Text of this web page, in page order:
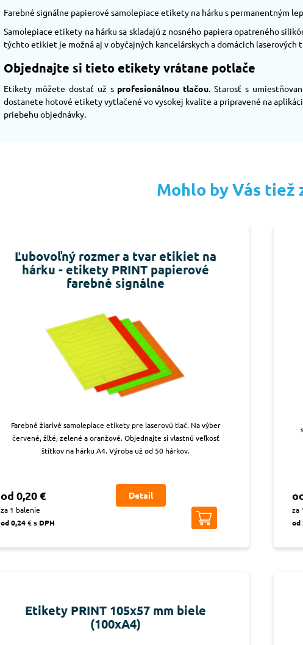
Farebné signálne papierové samolepiace etikety na hárku s permanentným
Samolepiace etikety na hárku sa skladajú z nosného papiera opatreného
týchto etikiet je možná aj v obyčajných kancelárskych a domácich laserových
Objednajte si tieto etikety vrátane potlače
Etikety môžete dostať už s profesionálnou tlačou. Starosť s
dostanete hotové etikety vytlačené vo vysokej kvalite a pripravené na
priebehu objednávky.
Mohlo by Vás tiež
Ľubovoľný rozmer a tvar etikiet na
hárku - etikety PRINT papierové
farebné signálne
Farebné žiarivé samolepiace etikety pre laserovú tlač. Na výber
červené, žľté, zelené a oranžové. Objednajte si vlastnú veľkosť
štítkov na hárku A4. Výroba už od 50 hárkov.
od 0,20 €
za 1 balenie
od 0,24 € s DPH
Detail
za
od
Etikety PRINT 105x57 mm biele
(100xA4)